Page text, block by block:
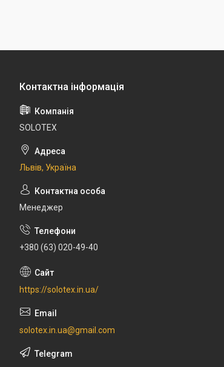
SOLOTEX
Львів, Україна
Менеджер
+380 (63) 020-49-40
https://solotex.in.ua/
solotex.in.ua@gmail.com